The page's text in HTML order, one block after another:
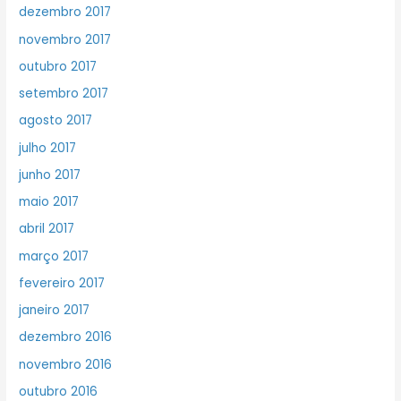
dezembro 2017
novembro 2017
outubro 2017
setembro 2017
agosto 2017
julho 2017
junho 2017
maio 2017
abril 2017
março 2017
fevereiro 2017
janeiro 2017
dezembro 2016
novembro 2016
outubro 2016